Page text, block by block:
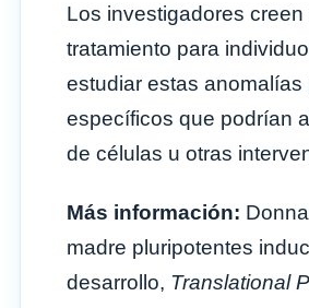
Los investigadores
tratamiento para
estudiar estas
específicos que podrían
de células u otras
Más información:
madre pluripotentes
desarrollo, Translational